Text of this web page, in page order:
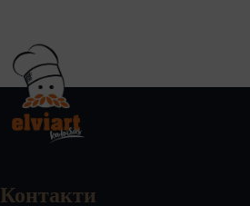
Контакти